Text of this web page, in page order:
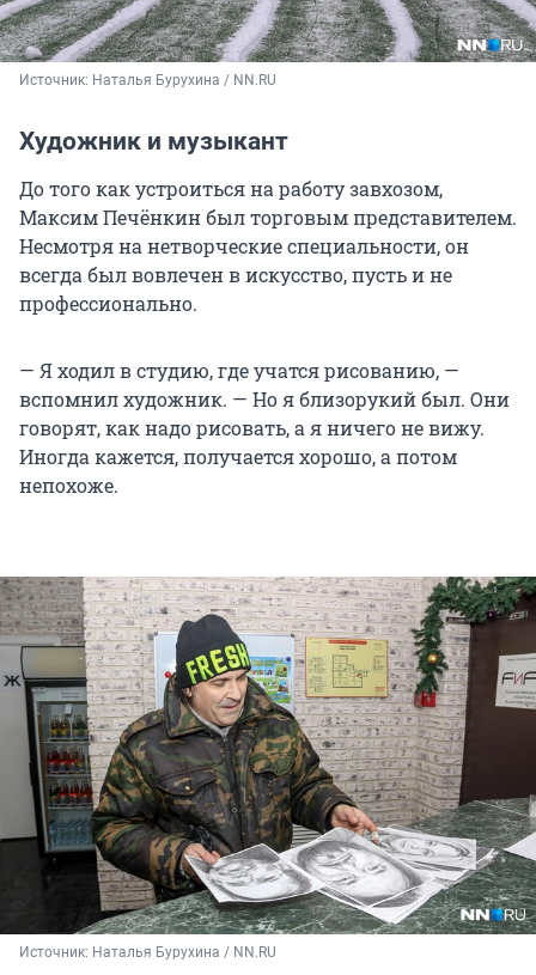
Источник: Наталья Бурухина / NN.RU
Художник и музыкант
До того как устроиться на работу завхозом,
Максим Печёнкин был торговым представителем.
Несмотря на нетворческие специальности, он
всегда был вовлечен в искусство, пусть и не
профессионально.
— Я ходил в студию, где учатся рисованию, —
вспомнил художник. — Но я близорукий был. Они
говорят, как надо рисовать, а я ничего не вижу.
Иногда кажется, получается хорошо, а потом
непохоже.
Источник: Наталья Бурухина / NN.RU